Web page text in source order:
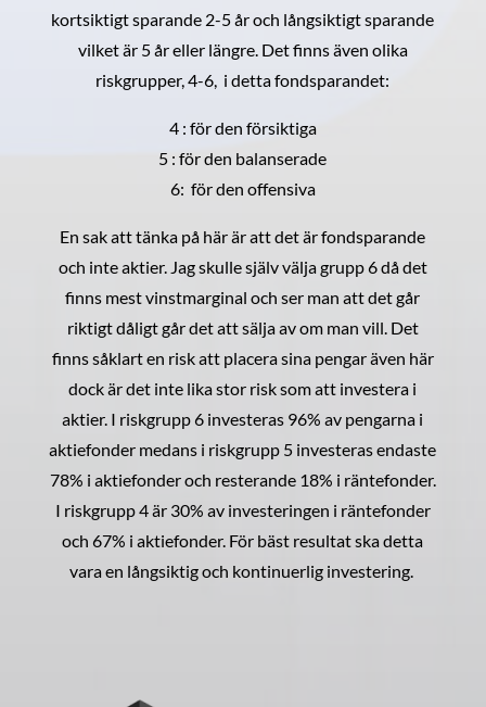
kortsiktigt sparande 2-5 år och långsiktigt sparande
vilket är 5 år eller längre. Det finns även olika
riskgrupper, 4-6, i detta fondsparandet:
4 : för den försiktiga
5 : för den balanserade
6: för den offensiva
En sak att tänka på här är att det är fondsparande
och inte aktier. Jag skulle själv välja grupp 6 då det
finns mest vinstmarginal och ser man att det går
riktigt dåligt går det att sälja av om man vill. Det
finns såklart en risk att placera sina pengar även här
dock är det inte lika stor risk som att investera i
aktier. I riskgrupp 6 investeras 96% av pengarna i
aktiefonder medans i riskgrupp 5 investeras endaste
78% i aktiefonder och resterande 18% i räntefonder.
I riskgrupp 4 är 30% av investeringen i räntefonder
och 67% i aktiefonder. För bäst resultat ska detta
vara en långsiktig och kontinuerlig investering.